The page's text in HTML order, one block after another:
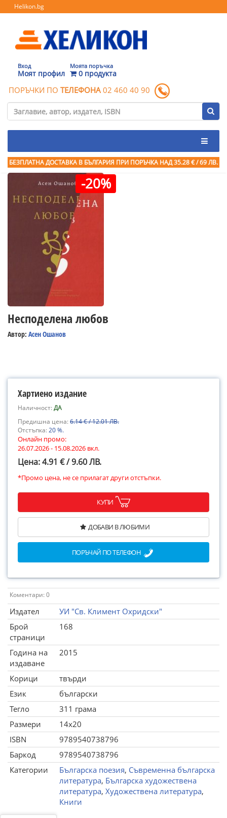
Helikon.bg
Вход
Моят профил
Моята поръчка
0 продукта
ПОРЪЧКИ ПО ТЕЛЕФОНА 02 460 40 90
БЕЗПЛАТНА ДОСТАВКА В БЪЛГАРИЯ ПРИ ПОРЪЧКА НАД 35.28 € / 69 ЛВ.
-20%
Несподелена любов
Автор: Асен Ошанов
Хартиено издание
Наличност:ДА
Предишна цена:6.14 € / 12.01 ЛВ.
Отстъпка:20 %.
Онлайн промо:
26.07.2026 - 15.08.2026 вкл.
Цена: 4.91 € / 9.60 ЛВ.
*Промо цена, не се прилагат други отстъпки.
КУПИ
ДОБАВИ В ЛЮБИМИ
ПОРЪЧАЙ ПО ТЕЛЕФОН
Коментари: 0
Издател
УИ "Св. Климент Охридски"
Брой
страници
168
Година на
издаване
2015
Корици
твърди
Език
български
Тегло
311 грама
Размери
14x20
ISBN
9789540738796
Баркод
9789540738796
Категории
Българска поезия, Съвременна българска
литература, Българска художествена
литература, Художествена литература,
Книги